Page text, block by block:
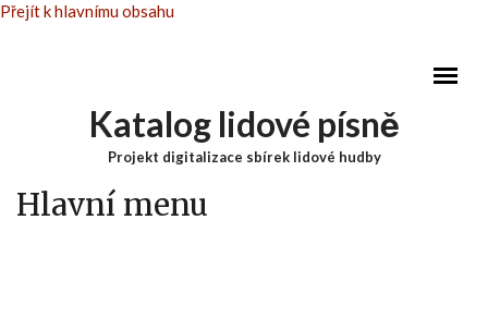
Přejít k hlavnímu obsahu
Katalog lidové písně
Projekt digitalizace sbírek lidové hudby
Hlavní menu